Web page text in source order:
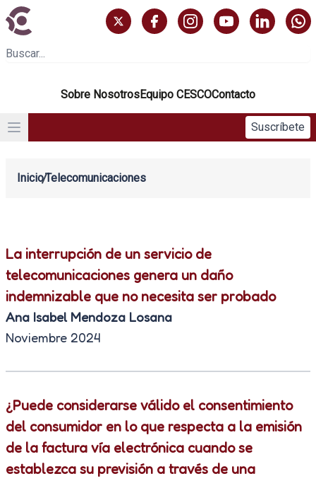
Sobre NosotrosEquipo CESCOContacto
Suscríbete
InicioTelecomunicaciones
La interrupción de un servicio de
telecomunicaciones genera un daño
indemnizable que no necesita ser probado
Ana Isabel Mendoza Losana
Noviembre 2024
¿Puede considerarse válido el consentimiento
del consumidor en lo que respecta a la emisión
de la factura vía electrónica cuando se
establezca su previsión a través de una